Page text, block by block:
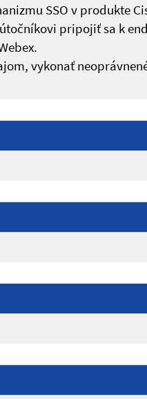
SSO v produkte
pripojiť sa k
vykonať